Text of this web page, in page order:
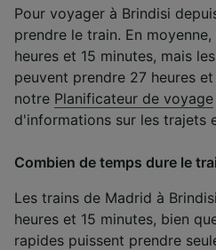
Pour voyager à Brindisi
prendre le train. En
heures et 15 minutes, mais
peuvent prendre 27 heures
notre Planificateur de voyage
d'informations sur les trajets
Combien de temps dure le
Les trains de Madrid à
heures et 15 minutes, bien
rapides puissent prendre